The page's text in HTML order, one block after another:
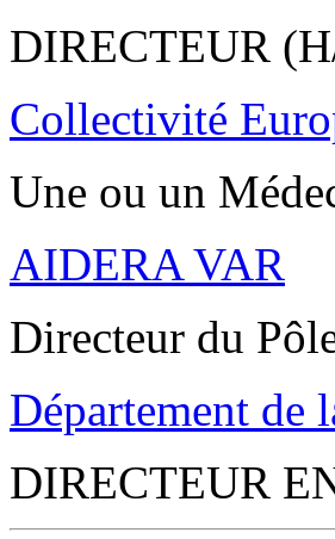
DIRECTEUR
Collectivité
Une ou un
AIDERA VAR
Directeur du
Département de
DIRECTEUR